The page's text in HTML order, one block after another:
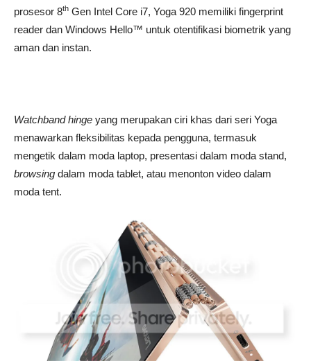
prosesor 8th Gen Intel Core i7, Yoga 920 memiliki fingerprint
reader dan Windows Hello™ untuk otentifikasi biometrik yang
aman dan instan.
Watchband hinge yang merupakan ciri khas dari seri Yoga
menawarkan fleksibilitas kepada pengguna, termasuk
mengetik dalam moda laptop, presentasi dalam moda stand,
browsing dalam moda tablet, atau menonton video dalam
moda tent.